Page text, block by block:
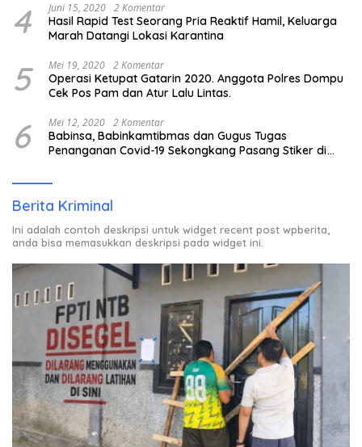
4 Juni 15, 2020 2 Komentar
Hasil Rapid Test Seorang Pria Reaktif Hamil, Keluarga
Marah Datangi Lokasi Karantina
5 Mei 19, 2020 2 Komentar
Operasi Ketupat Gatarin 2020. Anggota Polres Dompu
Cek Pos Pam dan Atur Lalu Lintas.
6 Mei 12, 2020 2 Komentar
Babinsa, Babinkamtibmas dan Gugus Tugas
Penanganan Covid-19 Sekongkang Pasang Stiker di
Berita Kriminal
Ini adalah contoh deskripsi untuk widget recent post wpberita,
anda bisa memasukkan deskripsi pada widget ini.